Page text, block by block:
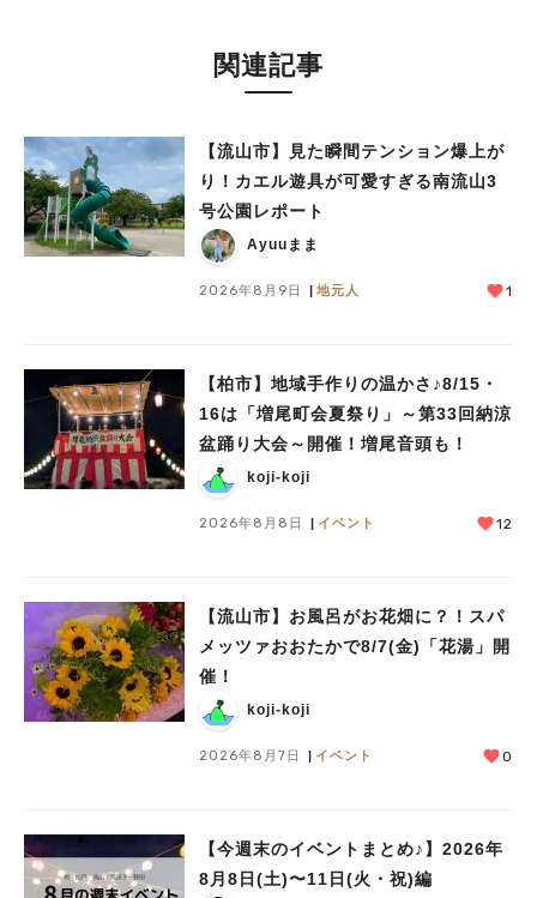
関連記事
【流山市】見た瞬間テンション爆上が
り！カエル遊具が可愛すぎる南流山3
号公園レポート
Ayuuまま
2026年8月9日 地元人 1
【柏市】地域手作りの温かさ♪8/15・
16は「増尾町会夏祭り」～第33回納涼
盆踊り大会～開催！増尾音頭も！
koji-koji
2026年8月8日 イベント 12
【流山市】お風呂がお花畑に？！スパ
メッツァおおたかで8/7(金)「花湯」開
催！
koji-koji
2026年8月7日 イベント 0
【今週末のイベントまとめ♪】2026年
8月8日(土)〜11日(火・祝)編
人気のキーワード
#ラーメン#ショッピング #カフェ
#イベント#公園#教えたい／教えて投稿記事